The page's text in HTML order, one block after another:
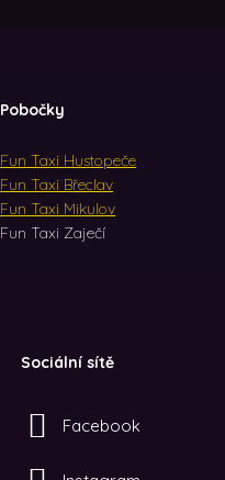
Pobočky
Fun Taxi Hustopeče
Fun Taxi Břeclav
Fun Taxi Mikulov
Fun Taxi Zaječí
Sociální sítě
Facebook